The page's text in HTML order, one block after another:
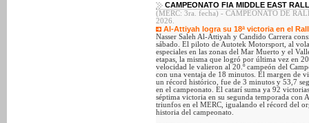
CAMPEONATO FIA MIDDLE EAST
(MERC: 3ra. fecha) - CAMPEONATO DE
2026.
Al-Attiyah logra su 18ª victoria en el
Nasser Saleh Al-Attiyah y Candido Carrera
sábado. El piloto de Autotek Motorsport, al
especiales en las zonas del Mar Muerto y el
etapas, la misma que logró por última vez en
velocidad le valieron al 20.º campeón del
con una ventaja de 18 minutos. El margen de
un récord histórico, fue de 3 minutos y 53,7
en el campeonato. El catarí suma ya 92
séptima victoria en su segunda temporada con
triunfos en el MERC, igualando el récord del
historia del campeonato.